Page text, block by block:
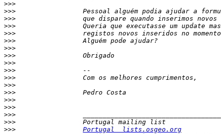
>>>
>>>
>>>
>>>
>>>
>>>
>>>
>>>
>>>
>>>
>>>
>>>
>>>
>>>
>>>
>>>
>>>
>>>
Portugal  lists.osgeo.org